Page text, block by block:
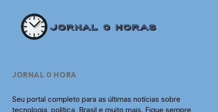
custa e veja
funcionalidades do Galaxy